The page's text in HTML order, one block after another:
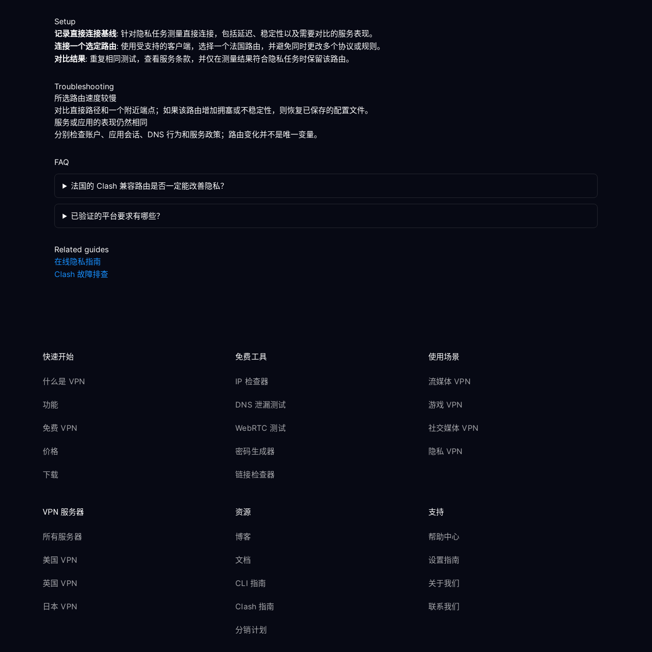
Setup
记录直接连接基线: 针对隐私任务测量直接连接，包括延迟、稳定性以及需要对比的服务表现。
连接一个选定路由: 使用受支持的客户端，选择一个法国路由，并避免同时更改多个协议或规则。
对比结果: 重复相同测试，查看服务条款，并仅在测量结果符合隐私任务时保留该路由。
Troubleshooting
所选路由速度较慢
对比直接路径和一个附近端点；如果该路由增加拥塞或不稳定性，则恢复已保存的配置文件。
服务或应用的表现仍然相同
分别检查账户、应用会话、DNS 行为和服务政策；路由变化并不是唯一变量。
FAQ
法国的 Clash 兼容路由是否一定能改善隐私？
已验证的平台要求有哪些？
Related guides
在线隐私指南
Clash 故障排查
快速开始
什么是 VPN
功能
免费 VPN
价格
下载
免费工具
IP 检查器
DNS 泄漏测试
WebRTC 测试
密码生成器
链接检查器
使用场景
流媒体 VPN
游戏 VPN
社交媒体 VPN
隐私 VPN
VPN 服务器
所有服务器
美国 VPN
英国 VPN
日本 VPN
资源
博客
文档
CLI 指南
Clash 指南
分销计划
支持
帮助中心
设置指南
关于我们
联系我们